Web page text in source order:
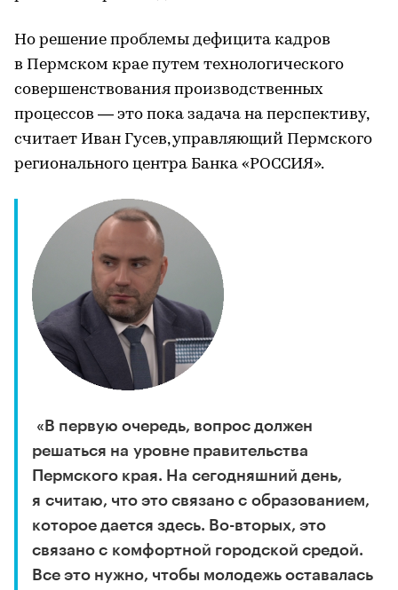
Но решение проблемы дефицита кадров
в Пермском крае путем технологического
совершенствования производственных
процессов — это пока задача на перспективу,
считает Иван Гусев, управляющий Пермского
регионального центра Банка «РОССИЯ».
«В первую очередь, вопрос должен
решаться на уровне правительства
Пермского края. На сегодняшний день,
я считаю, что это связано с образованием,
которое дается здесь. Во-вторых, это
связано с комфортной городской средой.
Все это нужно, чтобы молодежь оставалась